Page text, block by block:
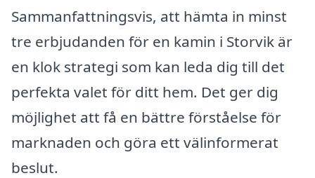
Sammanfattningsvis, att hämta in minst
tre erbjudanden för en kamin i Storvik är
en klok strategi som kan leda dig till det
perfekta valet för ditt hem. Det ger dig
möjlighet att få en bättre förståelse för
marknaden och göra ett välinformerat
beslut.